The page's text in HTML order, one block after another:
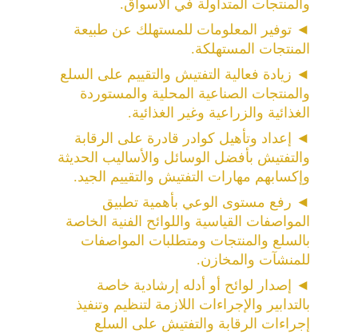
والمنتجات المتداولة في الأسواق.
◄ توفير المعلومات للمستهلك عن طبيعة
المنتجات المستهلكة.
◄ زيادة فعالية التفتيش والتقييم على السلع
والمنتجات الصناعية المحلية والمستوردة
الغذائية والزراعية وغير الغذائية.
◄
إعداد وتأهيل كوادر قادرة على الرقابة
والتفتيش بأفضل الوسائل والأساليب الحديثة
وإكسابهم مهارات التفتيش والتقييم الجيد.
◄ رفع مستوى الوعي بأهمية تطبيق
المواصفات القياسية واللوائح الفنية الخاصة
بالسلع والمنتجات ومتطلبات المواصفات
للمنشآت والمخازن.
◄
إصدار لوائح أو أدله إرشادية خاصة
بالتدابير والإجراءات اللازمة لتنظيم وتنفيذ
إجراءات الرقابة والتفتيش على السلع